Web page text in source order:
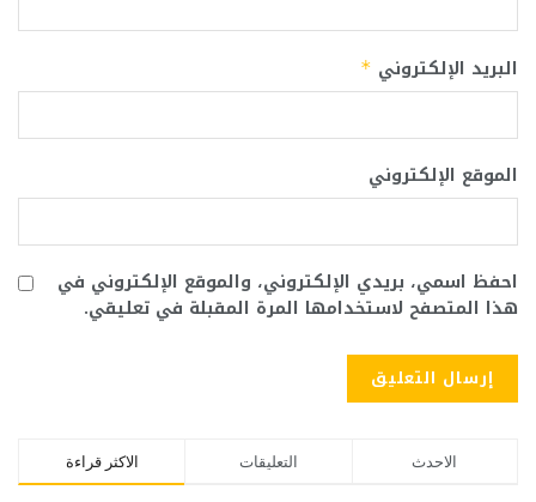
البريد الإلكتروني *
الموقع الإلكتروني
احفظ اسمي، بريدي الإلكتروني، والموقع الإلكتروني في
هذا المتصفح لاستخدامها المرة المقبلة في تعليقي.
الاكثر قراءة التعليقات الاحدث